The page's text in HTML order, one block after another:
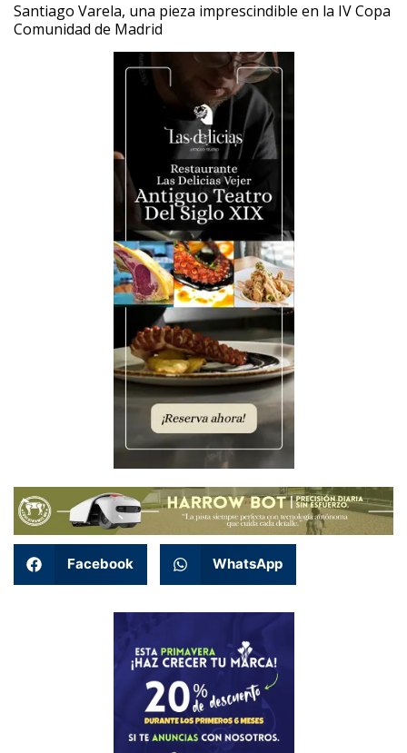
Santiago Varela, una pieza imprescindible en la IV Copa
Comunidad de Madrid
Facebook WhatsApp